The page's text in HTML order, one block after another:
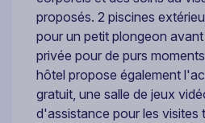
proposés. 2 piscines
pour un petit plongeon
privée pour de purs
hôtel propose également
gratuit, une salle de jeux
d'assistance pour les visites